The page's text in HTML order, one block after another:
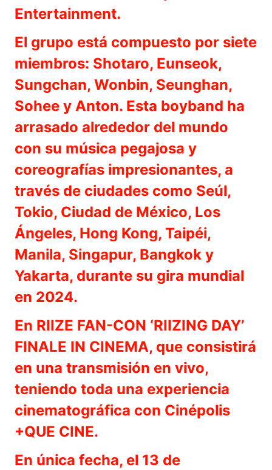
Entertainment.
El grupo está compuesto por siete
miembros: Shotaro, Eunseok,
Sungchan, Wonbin, Seunghan,
Sohee y Anton. Esta boyband ha
arrasado alrededor del mundo
con su música pegajosa y
coreografías impresionantes, a
través de ciudades como Seúl,
Tokio, Ciudad de México, Los
Ángeles, Hong Kong, Taipéi,
Manila, Singapur, Bangkok y
Yakarta, durante su gira mundial
en 2024.
En RIIZE FAN-CON ‘RIIZING DAY’
FINALE IN CINEMA, que consistirá
en una transmisión en vivo,
teniendo toda una experiencia
cinematográfica con Cinépolis
+QUE CINE.
En única fecha, el 13 de